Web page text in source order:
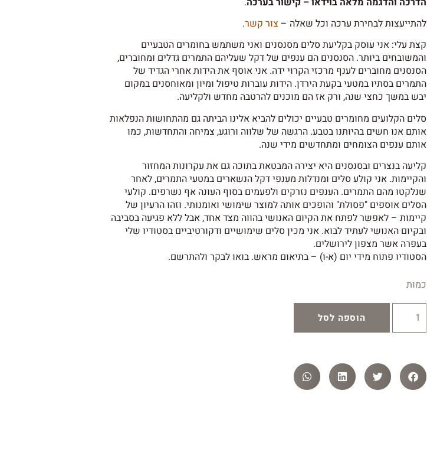
להתייעצות לבחירת ערכה וכל שאלה – צור קשר.
קצת עלי: אני עוסק בקליעת סלים מסנסנים ואני משתמש בחומרים הטבעיים
והמשובחים ביותר. הסנסנים הם ענפים של דקל שעליהם התמרים גדלים ומחוברים,
הסנסנים מחוברים לענף מרכזי הקרוי ידה. אני אוסף את הידות אחרי הגדיד של
התמרים בסתיו במטעי בקעת הירדן. הידות עוברות טיפול ומיון ומאוחסנים במקום
יבש במשך כחצי שנה, ורק אז הם מוכנים להרטבה מחדש ולקליעה.
סלים הקלועים מחומרים טבעיים יכולים להביא אלינו הביתה גם מהתחושות הנפלאות
אותם אנו חשים בהיותנו בטבע. הרגשה של שלווה ורוגע, צמיחה והתחדשות, כמו
אותם ענפים הצומחים ומתחדשים מידי שנה.
קליעה בנצרים ובסנסנים היא יצירה המבטאת בתוכה גם את עקרונות המחזור
והקיימות. אני קולע סלים ומנדלות מענפי דקל הנשארים במטעי התמרים, לאחר
שנלקטו מהם התמרים. הענפים נזרקים ולפעמים בסוף העונה אף נשרפים. קולעי
הסלים אוספים "פסולת" והופכים אותה למוצר שימושי ואומנותי. וזהו הרעיון של
קיימות – לאפשר לפתח את הקיום האנושי בהווה מצד אחד, אבל ללא פגיעה בסביבה
ובקיום האנושי לעתיד לבוא. אני מכין סלים שימושיים ודקורטיביים בסטודיו שלי
בעפרה אשר מצפון לירושלים.
הסטודיו פתוח מידי יום (א-ו) – בתיאום מראש. בואו לבקר ולהתרשם.
כמות
הוספה לסל